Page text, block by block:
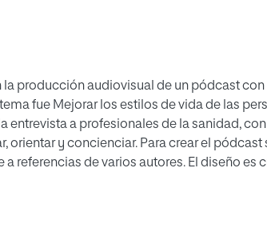
la producción audiovisual de un pódcast
fue Mejorar los estilos de vida de las
entrevista a profesionales de la sanidad,
orientar y concienciar. Para crear el pódcast
referencias de varios autores. El diseño es
del pódcast se comprobó la idoneidad
mayores. Este producto sonoro está